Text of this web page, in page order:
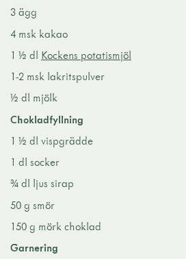
3 ägg
4 msk kakao
1 ½ dl Kockens potatismjöl
1-2 msk lakritspulver
½ dl mjölk
Chokladfyllning
1 ½ dl vispgrädde
1 dl socker
¾ dl ljus sirap
50 g smör
150 g mörk choklad
Garnering